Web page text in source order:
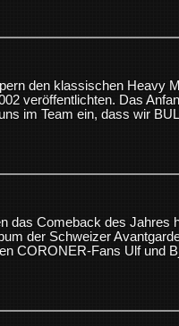
den klassischen Heavy
veröffentlichten. Das
im Team ein, dass wir
das Comeback des Jahres
der Schweizer
CORONER-Fans Ulf und